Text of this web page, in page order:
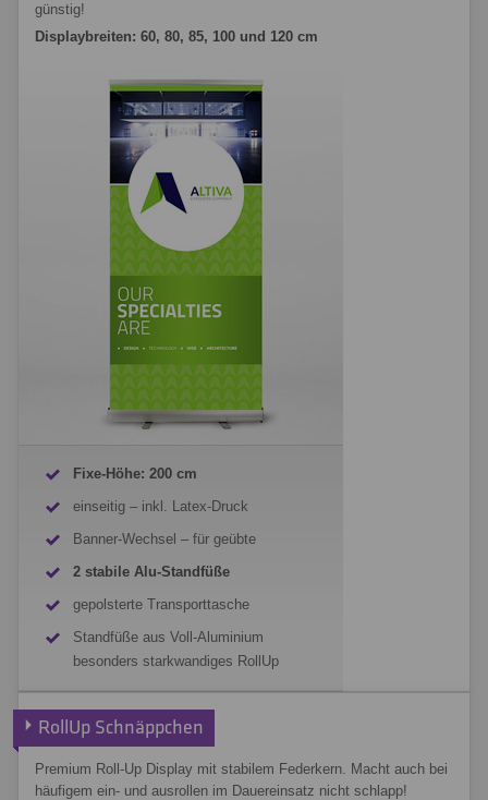
günstig!
Displaybreiten: 60, 80, 85, 100 und 120 cm
Fixe-Höhe: 200 cm
einseitig – inkl. Latex-Druck
Banner-Wechsel – für geübte
2 stabile Alu-Standfüße
gepolsterte Transporttasche
Standfüße aus Voll-Aluminium
besonders starkwandiges RollUp
RollUp Start kalkulieren
RollUp Schnäppchen
Premium Roll-Up Display mit stabilem Federkern. Macht auch bei
häufigem ein- und ausrollen im Dauereinsatz nicht schlapp!